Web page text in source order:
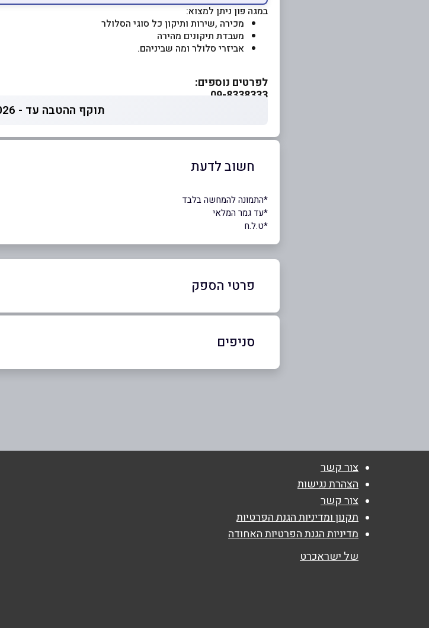
במגה פון ניתן למצוא:
מכירה ,שירות ותיקון כל סוגי הסלולר
מעבדת תיקונים מהירה
אביזרי סלולר ומה שביניהם.
לפרטים נוספים:
09-8338333
תוקף ההטבה עד - 29.08.2026
חשוב לדעת
*התמונה להמחשה בלבד
*עד גמר המלאי
*ט.ל.ח
פרטי הספק
09-8338333
|
052-8660348
סניפים
צור קשר
הצהרת נגישות
צור קשר
תקנון ומדיניות הגנת הפרטיות
מדיניות הגנת הפרטיות האחודה
של ישראכרט